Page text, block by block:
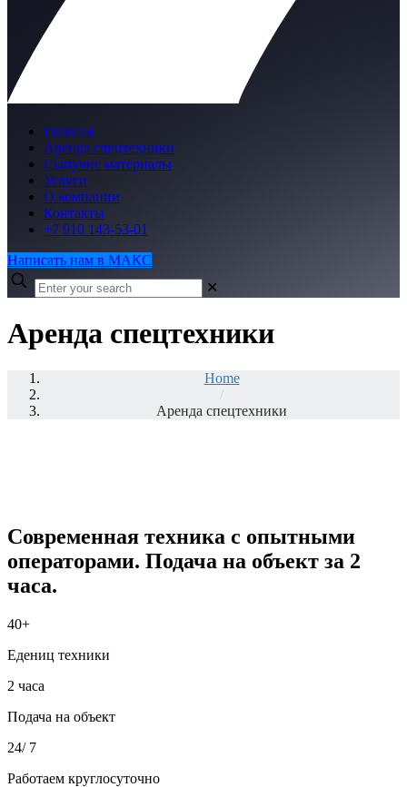
Главная
Аренда спецтехники
Сыпучие материалы
Услуги
О компании
Контакты
+7 910 143-53-01
Написать нам в МАКС
✕
Аренда спецтехники
Home
/
Аренда спецтехники
Современная техника с опытными
операторами. Подача на объект за 2
часа.
40+
Едениц техники
2 часа
Подача на объект
24/ 7
Работаем круглосуточно